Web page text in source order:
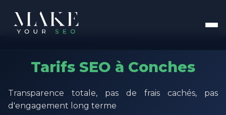
Tarifs SEO à Conches
Transparence totale, pas de frais cachés, pas
d'engagement long terme